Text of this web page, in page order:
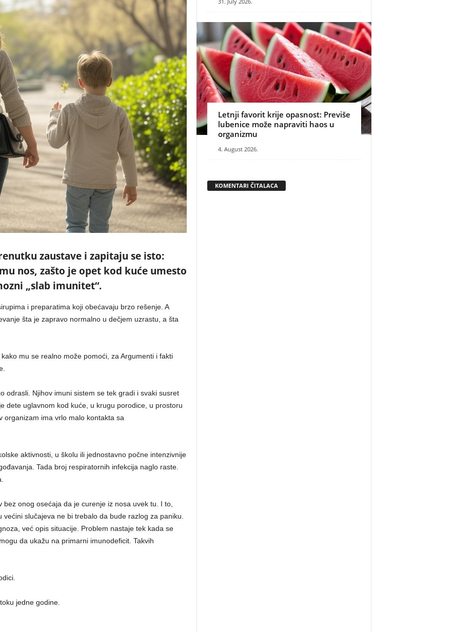
zaustave i zapitaju se isto:
nos, zašto je opet kod kuće umesto
„slab imunitet“.
i preparatima koji obećavaju brzo rešenje. A
šta je zapravo normalno u dečjem uzrastu, a šta
mu se realno može pomoći, za Argumenti i fakti
odrasli. Njihov imuni sistem se tek gradi i svaki susret
dete uglavnom kod kuće, u krugu porodice, u prostoru
organizam ima vrlo malo kontakta sa
aktivnosti, u školu ili jednostavno počne intenzivnije
Tada broj respiratornih infekcija naglo raste.
onog osećaja da je curenje iz nosa uvek tu. I to,
slučajeva ne bi trebalo da bude razlog za paniku.
već opis situacije. Problem nastaje tek kada se
da ukažu na primarni imunodeficit. Takvih
jedne godine.
Letnji favorit krije opasnost: Previše
lubenice može napraviti haos u
organizmu
4. August 2026.
KOMENTARI ČITALACA